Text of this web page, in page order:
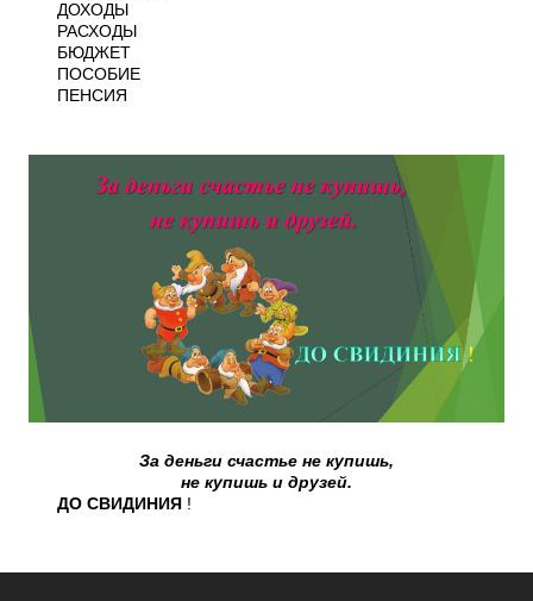
ДОХОДЫ
РАСХОДЫ
БЮДЖЕТ
ПОСОБИЕ
ПЕНСИЯ
За деньги счастье не купишь,
не купишь и друзей.
ДО СВИДИНИЯ !